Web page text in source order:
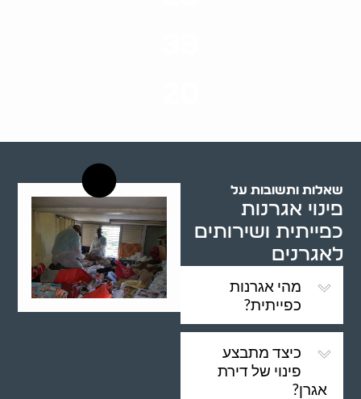
שאלות ותשובות על
פינוי אגרנות
כפייתית ושירותים
לאגרנים
מהי אגרנות
כפייתית?
כיצד מתבצע
פינוי של דירת
אגרן?